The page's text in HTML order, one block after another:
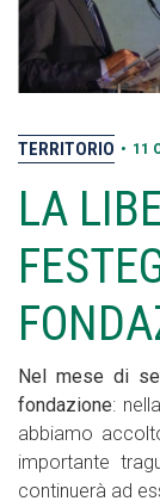
TERRITORIO • 11
LA
Nel mese di
fondazione:
abbiamo
importante
continuerà ad